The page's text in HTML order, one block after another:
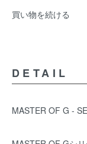
買い物を続ける
DETAIL
MASTER OF G -